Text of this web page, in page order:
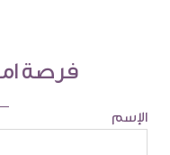
فرصة
الإسم